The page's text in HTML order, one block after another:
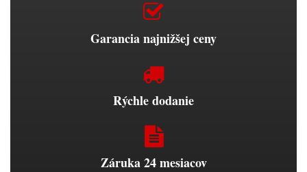
Garancia najnižšej ceny
Rýchle dodanie
Záruka 24 mesiacov